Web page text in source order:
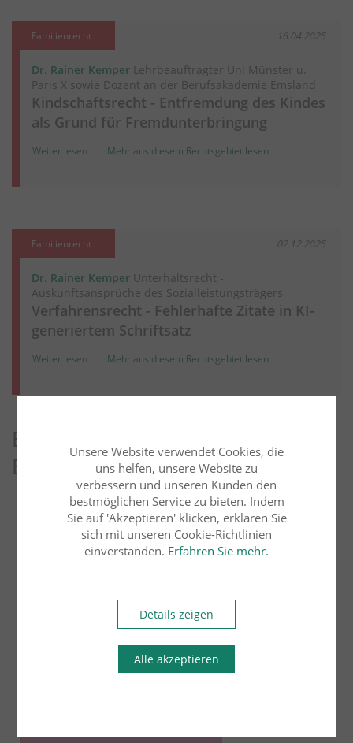
Familienrecht 16.04.2025
Dr. Rainer Kemper Lehrbeauftragter Uni Münster u.
Paris X sowie Dozent an der Berufsakademie Emsland
Kindschaftsrecht - Entfremdung des Kindes
als Grund für Fremdunterbringung
Weiter lesen Mehr aus diesem Rechtsgebiet lesen
Familienrecht 02.12.2025
Dr. Rainer Kemper Unterhaltsrecht -
Auskunftsansprüche des Sozialleistungsträgers
Verfahrensrecht - Fehlerhafte Zitate in KI-
generiertem Schriftsatz
Weiter lesen Mehr aus diesem Rechtsgebiet lesen
Entdecken Sie weitere Blog-
Beiträge
Übersicht Arbeitsrecht
Handels- und Gesellschaftsrecht
Unsere Website verwendet Cookies, die
uns helfen, unsere Website zu
verbessern und unseren Kunden den
bestmöglichen Service zu bieten. Indem
Sie auf 'Akzeptieren' klicken, erklären Sie
sich mit unseren Cookie-Richtlinien
einverstanden. Erfahren Sie mehr.
Details zeigen
Alle akzeptieren